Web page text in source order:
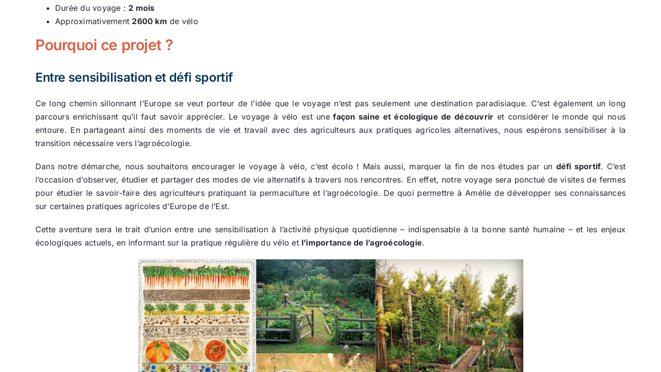
Durée du voyage : 2 mois
Approximativement 2600 km de vélo
Pourquoi ce projet ?
Entre sensibilisation et défi sportif
Ce long chemin sillonnant l’Europe se veut porteur de l’idée que le voyage n’est pas seulement une destination paradisiaque. C’est également un long
parcours enrichissant qu’il faut savoir apprécier. Le voyage à vélo est unefaçon saine et écologique de découvrir et considérer le monde qui nous
entoure. En partageant ainsi des moments de vie et travail avec des agriculteurs aux pratiques agricoles alternatives, nous espérons sensibiliser à la
transition nécessaire vers l’agroécologie.
Dans notre démarche, nous souhaitons encourager le voyage à vélo, c’est écolo ! Mais aussi, marquer la fin de nos études par un défi sportif. C’est
l’occasion d’observer, étudier et partager des modes de vie alternatifs à travers nos rencontres. En effet, notre voyage sera ponctué de visites de fermes
pour étudier le savoir-faire des agriculteurs pratiquant la permaculture et l’agroécologie. De quoi permettre à Amélie de développer ses connaissances
sur certaines pratiques agricoles d’Europe de l’Est.
Cette aventure sera le trait d’union entre une sensibilisation à l’activité physique quotidienne – indispensable à la bonne santé humaine – et les enjeux
écologiques actuels, en informant sur la pratique régulière du vélo et l’importance de l’agroécologie.